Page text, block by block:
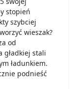
stopień
szybciej
wieszak?
od
gładkiej stali
ładunkiem.
podnieść